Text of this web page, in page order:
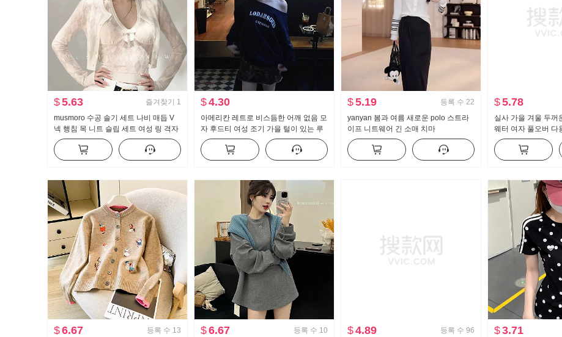
$5.63 즐겨찾기 1
musmoro 수공 솔기 세트 나비 매듭 V
넥 행침 목 니트 슬립 세트 여성 링 격자
무늬 오픈 가디건 투피스 세트
$4.30
아메리칸 레트로 비스듬한 어깨 없음 모
자 후드티 여성 조기 가을 털이 있는 루
즈핏 얇은 스타일 핫걸 오프숄더 풀오버
긴팔 맨위
$5.19 등록 수 22
yanyan 봄과 여름 새로운 polo 스트라
이프 니트웨어 긴 소매 치마
$5.78
실사 가을 겨울 두꺼
웨터 여자 풀오버 다
바람 패치워크 색상
맨위
$6.67 등록 수 13
$6.67 등록 수 10
$4.89 등록 수 96
$3.71